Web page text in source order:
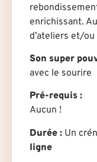
enrichissant.
d’ateliers et/
Son super
avec le sourire
Pré-requis :
Aucun !
Durée : Un
ligne